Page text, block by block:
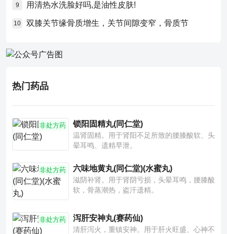
9 用清热水洗脸好吗,是油性皮肤!
10 双膝关节缘骨质增生，关节间隙变窄，骨质节
热门药品
非处方药 锁阳固精丸(同仁堂)
温肾固精。用于肾阳不足所致的腰膝酸软、头
晕耳鸣、遗精早泄。
非处方药 六味地黄丸(同仁堂)(水蜜丸)
滋阴补肾。用于肾阴亏损，头晕耳鸣，腰膝酸
软，骨蒸潮热，盗汗遗精。
非处方药 泻肝安神丸(赛药仙)
清肝泻火，重镇安神。用于肝火旺盛、心神不